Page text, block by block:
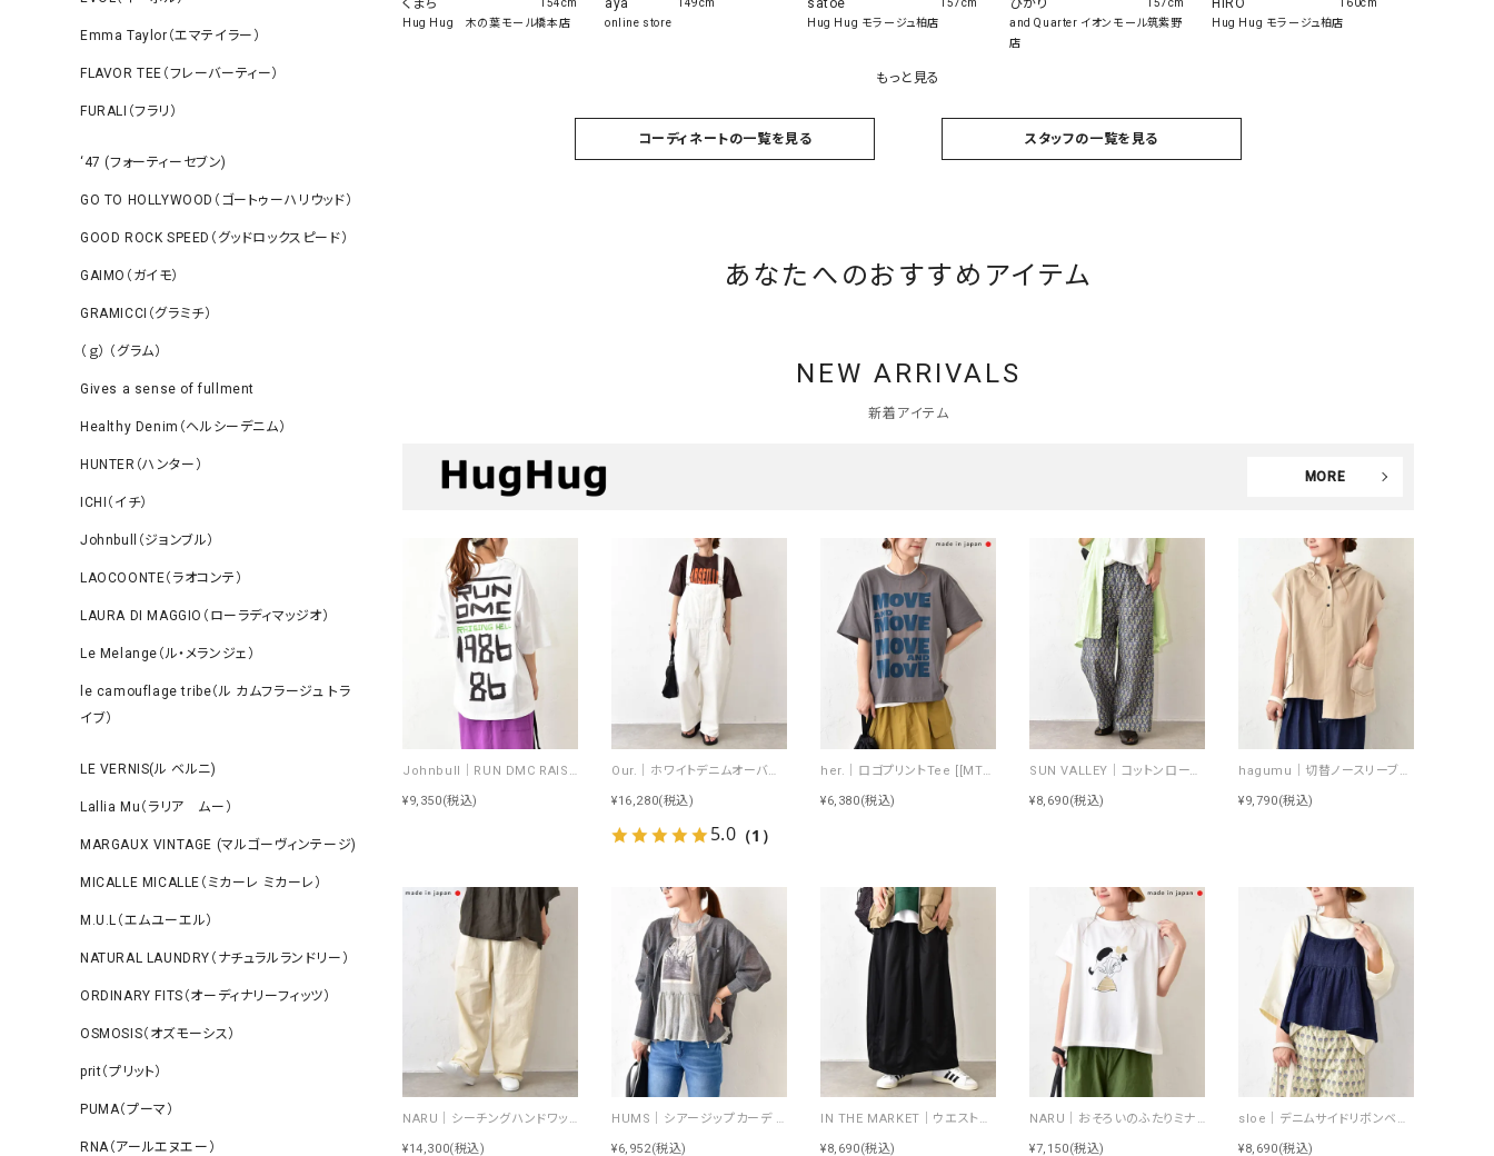
Emma Taylor（エマテイラー）
FLAVOR TEE（フレーバーティー）
FURALI（フラリ）
‘47 (フォーティーセブン)
GO TO HOLLYWOOD（ゴートゥーハリウッド）
GOOD ROCK SPEED（グッドロックスピード）
GAIMO（ガイモ）
GRAMICCI（グラミチ）
（ｇ） （グラム）
Gives a sense of fullment
Healthy Denim（ヘルシーデニム）
HUNTER（ハンター）
ICHI（イチ）
Johnbull（ジョンブル）
LAOCOONTE（ラオコンテ）
LAURA DI MAGGIO（ローラディマッジオ）
Le Melange（ル・メランジェ）
le camouflage tribe（ル カムフラージュ トラ
イブ）
LE VERNIS(ル ベルニ)
Lallia Mu（ラリア ムー）
MARGAUX VINTAGE (マルゴーヴィンテージ)
MICALLE MICALLE（ミカーレ ミカーレ）
M.U.L（エムユーエル）
NATURAL LAUNDRY（ナチュラルランドリー）
ORDINARY FITS（オーディナリーフィッツ）
OSMOSIS（オズモーシス）
prit（プリット）
PUMA（プーマ）
RNA（アールエヌエー）
くまち
Hug Hug 木の葉モール橋本店
154cm
aya
online store
149cm
satoe
Hug Hug モラージュ柏店
157cm
ひかり
and Quarter イオンモール筑紫野
店
157cm
HIRO
Hug Hug モラージュ柏店
160cm
もっと見る
コーディネートの一覧を見る スタッフの一覧を見る
あなたへのおすすめアイテム
NEW ARRIVALS
新着アイテム
MORE
Johnbull｜RUN DMC RAISING HELL Tee [[JT263C39]][C]
¥9,350(税込)
Our.｜ホワイトデニムオーバーオール [[Our-022-1]][C]
¥16,280(税込)
5.0（1）
her.｜ロゴプリントTee [[MTAH604-0721]][C]
¥6,380(税込)
SUN VALLEY｜コットンローンボタニカルプリントパンツ [[SK5060265]][C]
¥8,690(税込)
hagumu｜切替ノースリーブプルオーバー [[66361091]][C]
¥9,790(税込)
NARU｜シーチングハンドワッシャーノッポパンツ [[643855BE]][C]
¥14,300(税込)
HUMS｜シアージップカーデ [[RNK-2674]][C]
¥6,952(税込)
IN THE MARKET｜ウエストイージートラック素材スカート [[C-2570]][C]
¥8,690(税込)
NARU｜おそろいのふたりミナミシャツ [[672010]][C]
¥7,150(税込)
sloe｜デニムサイドリボンベスト [[4404239-H]][C]
¥8,690(税込)